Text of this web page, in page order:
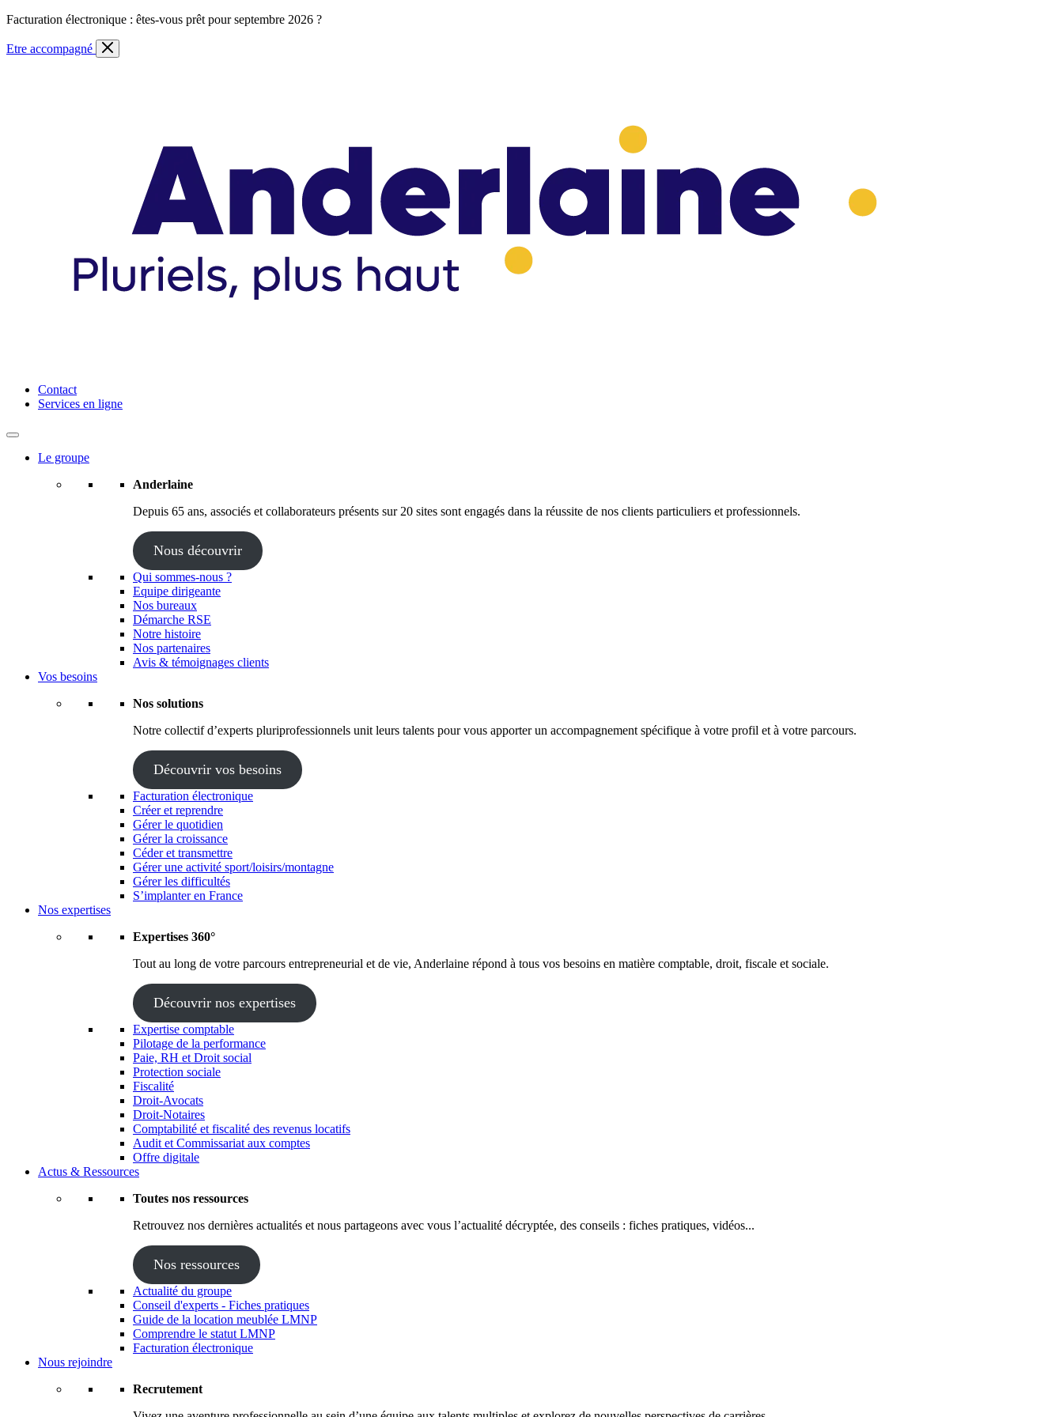
Skip
content
Facturation électronique : êtes-vous prêt pour septembre 2026 ?
Etre accompagné
Anderlaine | Conseil – Expert comptable – Avocat – Audit
Contact
Services en ligne
Le groupe
Anderlaine
Depuis 65 ans, associés et collaborateurs présents sur 20 sites sont engagés dans la réussite de nos clients particuliers et professionnels.
Nous découvrir
Qui sommes-nous ?
Equipe dirigeante
Nos bureaux
Démarche RSE
Notre histoire
Nos partenaires
Avis & témoignages clients
Vos besoins
Nos solutions
Notre collectif d’experts pluriprofessionnels unit leurs talents pour vous apporter un accompagnement spécifique à votre profil et à votre parcours.
Découvrir vos besoins
Facturation électronique
Créer et reprendre
Gérer le quotidien
Gérer la croissance
Céder et transmettre
Gérer une activité sport/loisirs/montagne
Gérer les difficultés
S’implanter en France
Nos expertises
Expertises 360°
Tout au long de votre parcours entrepreneurial et de vie, Anderlaine répond à tous vos besoins en matière comptable, droit, fiscale et sociale.
Découvrir nos expertises
Expertise comptable
Pilotage de la performance
Paie, RH et Droit social
Protection sociale
Fiscalité
Droit-Avocats
Droit-Notaires
Comptabilité et fiscalité des revenus locatifs
Audit et Commissariat aux comptes
Offre digitale
Actus & Ressources
Toutes nos ressources
Retrouvez nos dernières actualités et nous partageons avec vous l’actualité décryptée, des conseils : fiches pratiques, vidéos...
Nos ressources
Actualité du groupe
Conseil d'experts - Fiches pratiques
Guide de la location meublée LMNP
Comprendre le statut LMNP
Facturation électronique
Nous rejoindre
Recrutement